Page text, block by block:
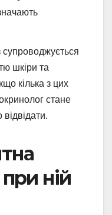
супроводжується
шкіри та
кілька з цих
стане
ній